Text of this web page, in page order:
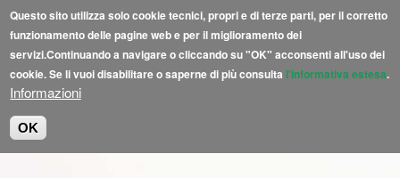
Questo sito utilizza solo cookie tecnici, propri e di terze parti, per il corretto
funzionamento delle pagine web e per il miglioramento dei
servizi.Continuando a navigare o cliccando su "OK" acconsenti all'uso dei
cookie. Se li vuoi disabilitare o saperne di più consulta l'informativa estesa.
Informazioni
OK